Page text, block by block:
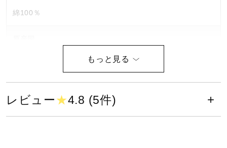
健康／エクササイズ
ジュニア／キッズ
綿100％
発売シーズン
レビュー★4.8 (5件)